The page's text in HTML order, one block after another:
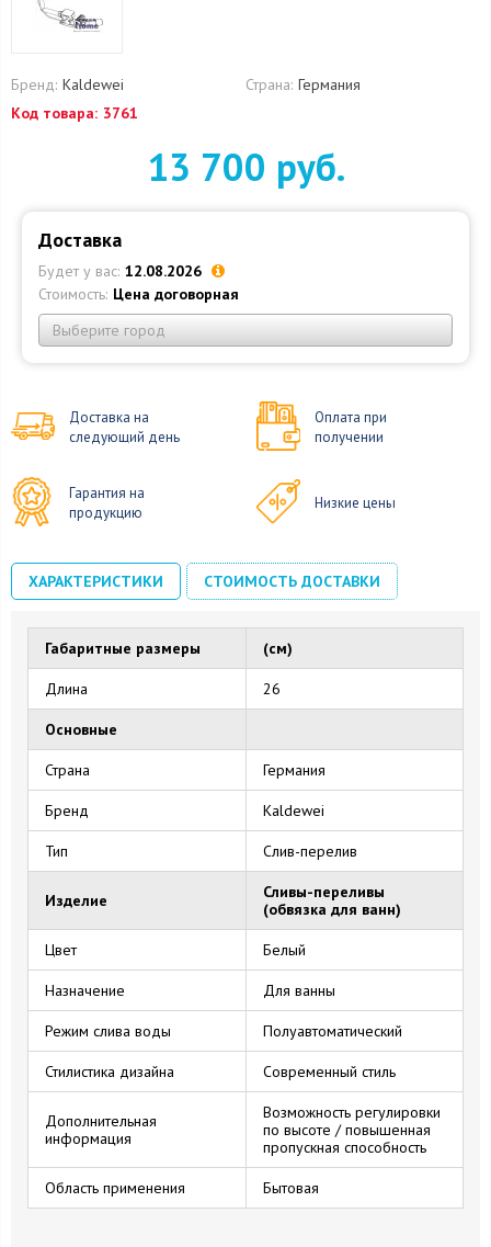
Бренд: Kaldewei Страна: Германия
Код товара: 3761
13 700 руб.
Доставка
Будет у вас: 12.08.2026
Стоимость: Цена договорная
Выберите город
Доставка на
следующий день
Оплата при
получении
Гарантия на
продукцию
Низкие цены
ХАРАКТЕРИСТИКИ СТОИМОСТЬ ДОСТАВКИ
Габаритные размеры (см)
Длина 26
Основные
Страна Германия
Бренд Kaldewei
Тип Слив-перелив
Изделие
Сливы-переливы
(обвязка для ванн)
Цвет Белый
Назначение Для ванны
Режим слива воды Полуавтоматический
Стилистика дизайна Современный стиль
Дополнительная
информация
Возможность регулировки
по высоте / повышенная
пропускная способность
Область применения Бытовая